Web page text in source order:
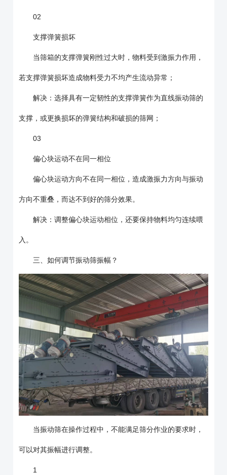
02
支撑弹簧损坏
当筛箱的支撑弹簧刚性过大时，物料受到激振力作用，
若支撑弹簧损坏造成物料受力不均产生流动异常；
解决：选择具有一定韧性的支撑弹簧作为直线振动筛的
支撑，或更换损坏的弹簧结构和破损的筛网；
03
偏心块运动不在同一相位
偏心块运动方向不在同一相位，造成激振力方向与振动
方向不重叠，而达不到好的筛分效果。
解决：调整偏心块运动相位，还要保持物料均匀连续喂
入。
三、如何调节振动筛振幅？
当振动筛在操作过程中，不能满足筛分作业的要求时，
可以对其振幅进行调整。
1